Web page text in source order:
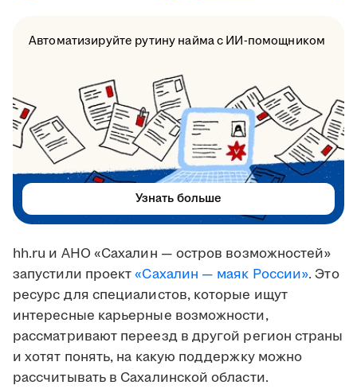
hh.ru и АНО «Сахалин — остров возможностей»
запустили проект«Сахалин — маяк России». Это
ресурс для специалистов, которые ищут
интересные карьерные возможности,
рассматривают переезд в другой регион страны
и хотят понять, на какую поддержку можно
рассчитывать в Сахалинской области.
Автоматизируйте рутину найма с ИИ-помощником
Узнать больше